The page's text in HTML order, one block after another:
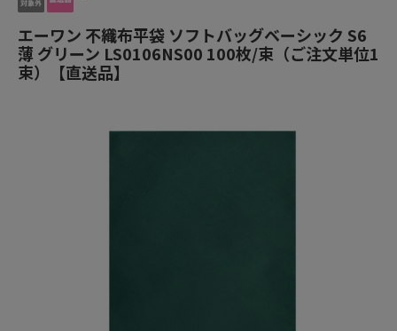
エーワン 不織布平袋 ソフトバッグベーシック S6
薄 グリーン LS0106NS00 100枚/束（ご注文単位1
束）【直送品】